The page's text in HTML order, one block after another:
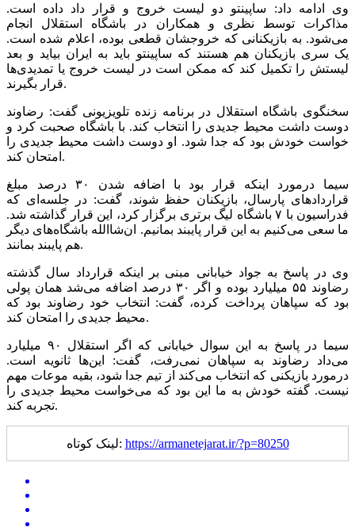
وی ادامه داد: ساپینتو دو لیست خروج و قرار داد داده است.
مذاکرات توسط نظری و همکاران در باشگاه استقلال انجام
می‌شود. به بازیکنانی که خروجشان قطعی بوده، اعلام شده است.
یک سری بازیکنان هم هستند که ساپینتو باید به ایران بیاید و بعد
لیستش را تکمیل کند که ممکن است در لیست خروج یا تمدیدی‌ها
قرار بگیرند.
سخنگوی باشگاه استقلال در برنامه زنده تلویزیونی گفت: رضاوند
دوست داشت محیط جدیدی را انتخاب کند. با باشگاه صحبت کرد و
خواست خودش بود که جدا شود. او دوست داشت محیط جدیدی را
امتحان کند.
سیما درمورد اینکه قرار بود با اضافه شدن ۳۰ درصد مبلغ
قراردادهای پارسال، بازیکنان حفظ شوند، گفت: در جلسه‌ای که
فدراسیون با ۷ باشگاه لیگ برتری برگزار کرد، این قرار گذاشته شد.
ما سعی می‌کنیم به این قرار پایبند بمانیم. ان‌شاالله باشگاه‌های دیگر
هم پایبند بمانند.
وی در پاسخ به جواد خیابانی مبنی بر اینکه قرارداد سال گذشته
رضاوند ۵۵ میلیارد بوده و اگر ۳۰ درصد اضافه می‌شد همان پولی
بود که سپاهان پرداخت کرده، گفت: انتخاب خود رضاوند بود که
محیط جدیدی را امتحان کند.
سیما در پاسخ به این سوال خیابانی که اگر استقلال ۹۰ میلیارد
می‌داد رضاوند به سپاهان نمی‌رفت، گفت: این‌ها ثانویه است.
درمورد بازیکنی که انتخاب می‌کند از تیم جدا شود، بقیه موعات مهم
نیست. گفته خودش به ما این بود که می‌خواست محیط جدیدی را
تجربه کند.
لینک کوتاه: https://armanetejarat.ir/?p=80250